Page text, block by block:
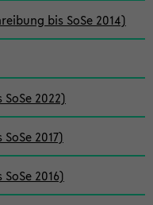
bis SoSe 2014)
2022)
2017)
2016)